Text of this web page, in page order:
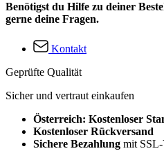
Benötigst du Hilfe zu deiner
gerne deine Fragen.
Kontakt
Geprüfte Qualität
Sicher und vertraut einkaufen
Österreich: Kostenloser
Kostenloser Rückversand
Sichere Bezahlung mit SSL-